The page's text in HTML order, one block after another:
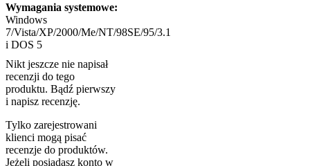
Wymagania systemowe:
Windows
7/Vista/XP/2000/Me/NT/98SE/95/3.1
i DOS 5
Nikt jeszcze nie napisał
recenzji do tego
produktu. Bądź pierwszy
i napisz recenzję.
Tylko zarejestrowani
klienci mogą pisać
recenzje do produktów.
Jeżeli posiadasz konto w